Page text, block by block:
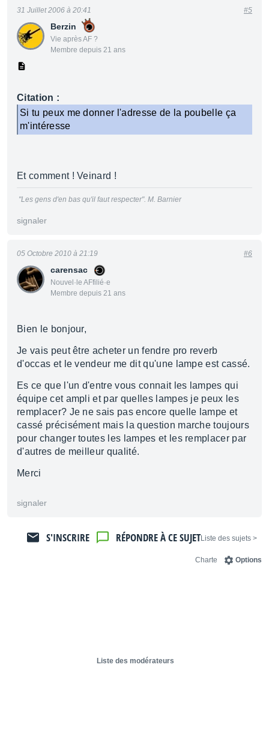
Berzin
Vie après AF ?
Membre depuis 21 ans
31 Juillet 2006 à 20:41 #5
Citation :
Si tu peux me donner l'adresse de la poubelle ça
m'intéresse
Et comment ! Veinard !
"Les gens d'en bas qu'il faut respecter". M. Barnier
signaler
carensac
Nouvel·le AFfilié·e
Membre depuis 21 ans
05 Octobre 2010 à 21:19 #6
Bien le bonjour,
Je vais peut être acheter un fendre pro reverb
d'occas et le vendeur me dit qu'une lampe est cassé.
Es ce que l'un d'entre vous connait les lampes qui
équipe cet ampli et par quelles lampes je peux les
remplacer? Je ne sais pas encore quelle lampe et
cassé précisément mais la question marche toujours
pour changer toutes les lampes et les remplacer par
d'autres de meilleur qualité.
Merci
signaler
< Liste des sujets
RÉPONDRE À CE SUJET
S'INSCRIRE
Options
Charte
Liste des modérateurs